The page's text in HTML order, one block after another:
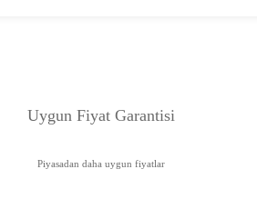
Uygun Fiyat Garantisi
Piyasadan daha uygun fiyatlar